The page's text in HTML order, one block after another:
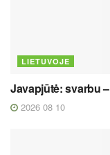
LIETUVOJE
Javapjūtė: svarbu
2026 08 10